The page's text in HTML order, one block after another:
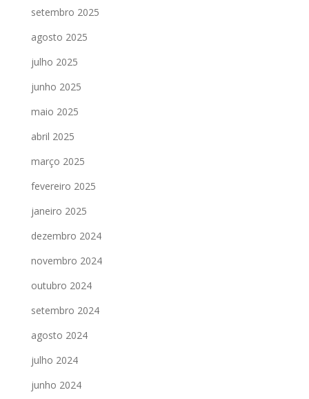
setembro 2025
agosto 2025
julho 2025
junho 2025
maio 2025
abril 2025
março 2025
fevereiro 2025
janeiro 2025
dezembro 2024
novembro 2024
outubro 2024
setembro 2024
agosto 2024
julho 2024
junho 2024